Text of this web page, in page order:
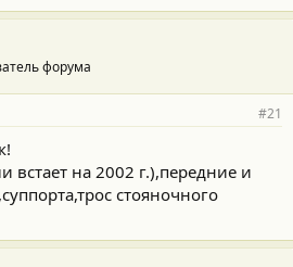
форума
#21
встает на 2002 г.),передние и
стояночного